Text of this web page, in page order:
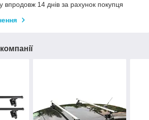
впродовж 14 днів за рахунок покупця